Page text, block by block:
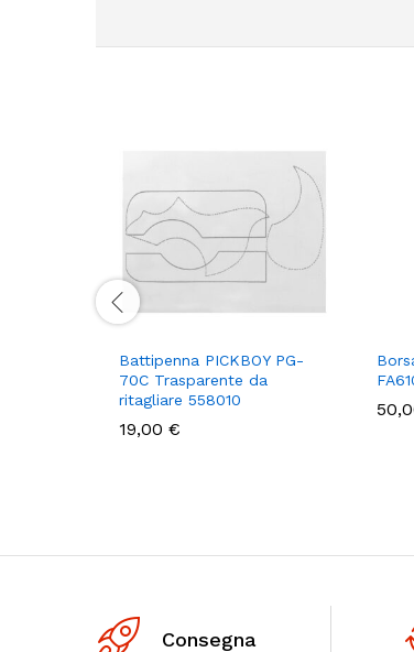
Battipenna PICKBOY PG-
70C Trasparente da
ritagliare 558010
19,00 €
Consegna